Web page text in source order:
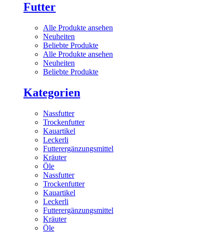
Futter
Alle Produkte ansehen
Neuheiten
Beliebte Produkte
Alle Produkte ansehen
Neuheiten
Beliebte Produkte
Kategorien
Nassfutter
Trockenfutter
Kauartikel
Leckerli
Futterergänzungsmittel
Kräuter
Öle
Nassfutter
Trockenfutter
Kauartikel
Leckerli
Futterergänzungsmittel
Kräuter
Öle